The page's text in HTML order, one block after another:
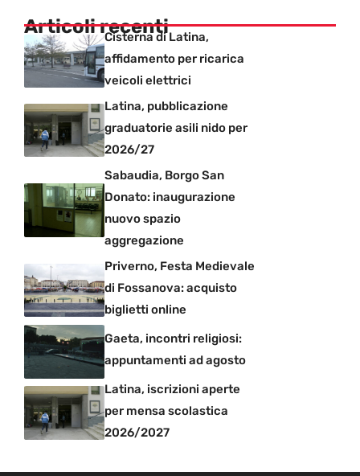
Articoli recenti
Cisterna di Latina,
affidamento per ricarica
veicoli elettrici
Latina, pubblicazione
graduatorie asili nido per
2026/27
Sabaudia, Borgo San
Donato: inaugurazione
nuovo spazio
aggregazione
Priverno, Festa Medievale
di Fossanova: acquisto
biglietti online
Gaeta, incontri religiosi:
appuntamenti ad agosto
Latina, iscrizioni aperte
per mensa scolastica
2026/2027